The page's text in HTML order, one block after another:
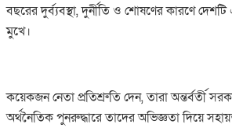
বছরের দুর্ব্যবস্থা, দুর্নীতি ও শোষণের কারণে
মুখে।
কয়েকজন নেতা প্রতিশ্রুতি দেন, তারা অন্তর্বর্তী
অর্থনৈতিক পুনরুদ্ধারে তাদের অভিজ্ঞতা দিয়ে